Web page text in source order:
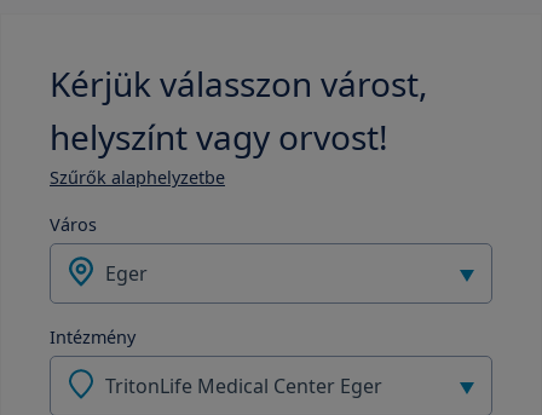
Kérjük válasszon várost,
helyszínt vagy orvost!
Szűrők alaphelyzetbe
Város
Eger
Intézmény
TritonLife Medical Center Eger